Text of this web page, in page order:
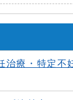
治療・特定不